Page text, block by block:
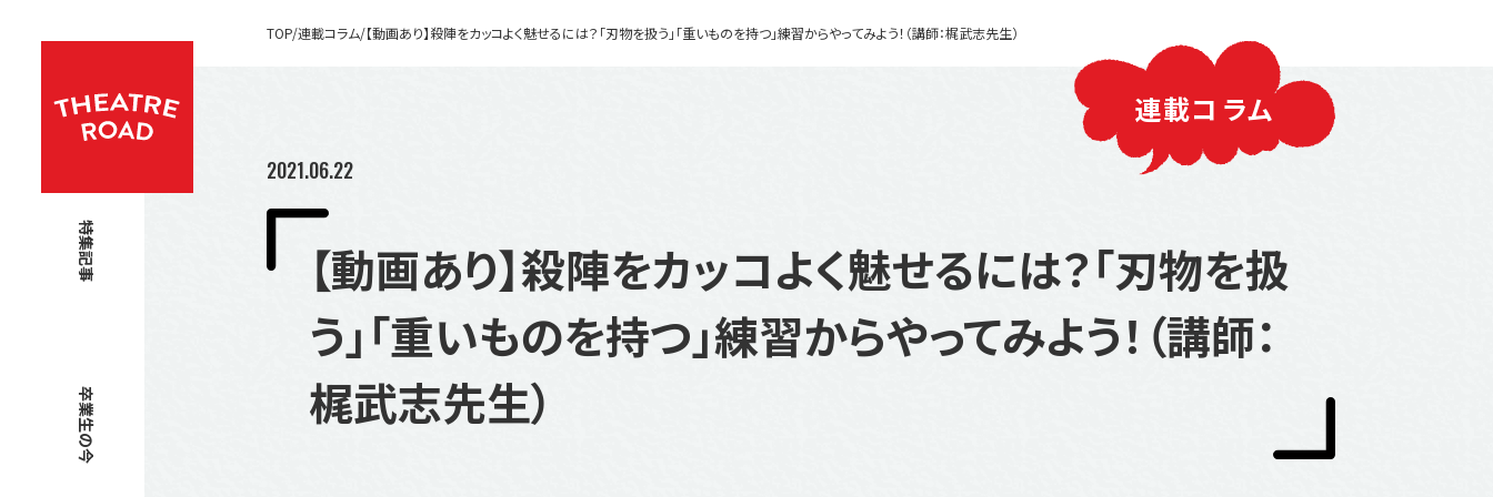
特集記事
卒業生の今
TOP 連載コラム 【動画あり】殺陣をカッコよく魅せるには？「刃物を扱う」「重いものを持つ」練習からやってみよう！（講師：梶武志先生）
2021.06.22
【動画あり】殺陣をカッコよく魅せるには？「刃物を扱
う」「重いものを持つ」練習からやってみよう！（講師：
梶武志先生）
連載コラム